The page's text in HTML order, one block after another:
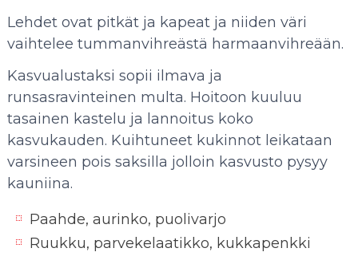
Lehdet ovat pitkät ja kapeat ja niiden väri
vaihtelee tummanvihreästä harmaanvihreään.
Kasvualustaksi sopii ilmava ja
runsasravinteinen multa. Hoitoon kuuluu
tasainen kastelu ja lannoitus koko
kasvukauden. Kuihtuneet kukinnot leikataan
varsineen pois saksilla jolloin kasvusto pysyy
kauniina.
Paahde, aurinko, puolivarjo
Ruukku, parvekelaatikko, kukkapenkki